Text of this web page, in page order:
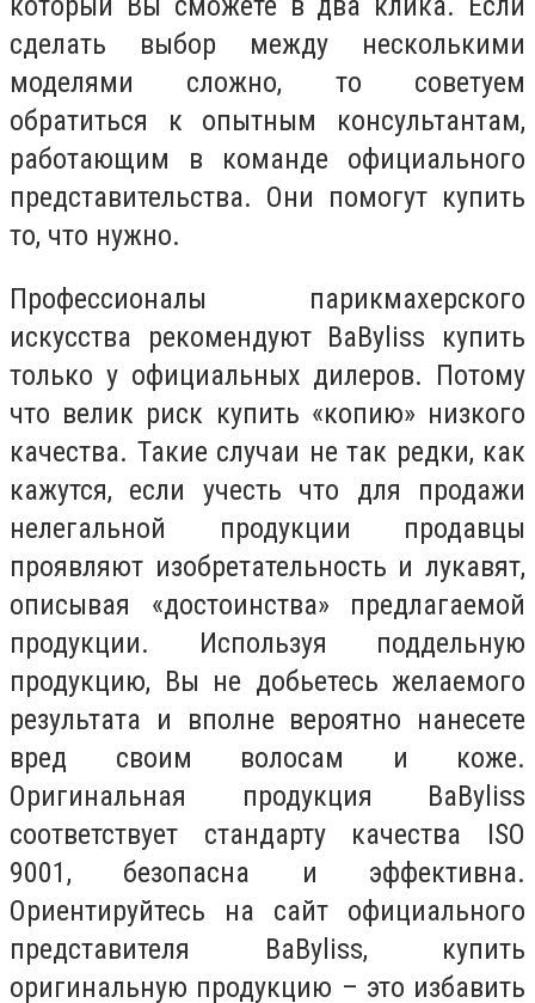
сделать выбор между несколькими
моделями сложно, то советуем
обратиться к опытным консультантам,
работающим в команде официального
представительства. Они помогут купить
то, что нужно.
Профессионалы парикмахерского
искусства рекомендуют BaByliss купить
только у официальных дилеров. Потому
что велик риск купить «копию» низкого
качества. Такие случаи не так редки, как
кажутся, если учесть что для продажи
нелегальной продукции продавцы
проявляют изобретательность и лукавят,
описывая «достоинства» предлагаемой
продукции. Используя поддельную
продукцию, Вы не добьетесь желаемого
результата и вполне вероятно нанесете
вред своим волосам и коже.
Оригинальная продукция BaByliss
соответствует стандарту качества ISO
9001, безопасна и эффективна.
Ориентируйтесь на сайт официального
представителя BaByliss, купить
оригинальную продукцию – это избавить